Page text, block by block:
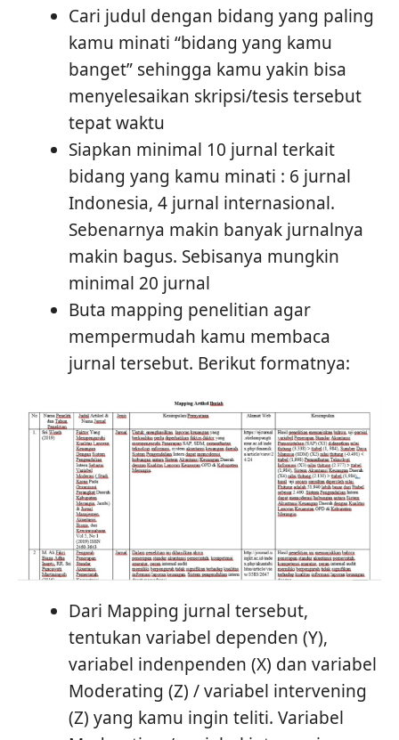
Cari judul dengan bidang yang paling
kamu minati “bidang yang kamu
banget” sehingga kamu yakin bisa
menyelesaikan skripsi/tesis tersebut
tepat waktu
Siapkan minimal 10 jurnal terkait
bidang yang kamu minati : 6 jurnal
Indonesia, 4 jurnal internasional.
Sebenarnya makin banyak jurnalnya
makin bagus. Sebisanya mungkin
minimal 20 jurnal
Buta mapping penelitian agar
mempermudah kamu membaca
jurnal tersebut. Berikut formatnya:
Dari Mapping jurnal tersebut,
tentukan variabel dependen (Y),
variabel indenpenden (X) dan variabel
Moderating (Z) / variabel intervening
(Z) yang kamu ingin teliti. Variabel